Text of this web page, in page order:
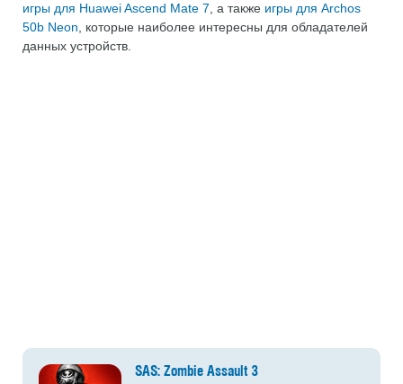
игры для Huawei Ascend Mate 7 , а также игры для Archos
50b Neon , которые наиболее интересны для обладателей
данных устройств.
SAS: Zombie Assault 3